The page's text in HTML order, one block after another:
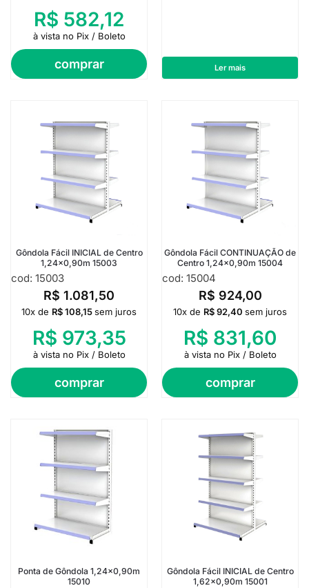
comprar
R$ 582,12
à vista no Pix / Boleto
Ler mais
Gôndola Fácil INICIAL de Centro
1,24×0,90m 15003
cod: 15003
R$ 1.081,50
comprar
10x de R$108,15sem juros
R$ 973,35
à vista no Pix / Boleto
Gôndola Fácil CONTINUAÇÃO de
Centro 1,24×0,90m 15004
cod: 15004
R$ 924,00
comprar
10x de R$92,40 sem juros
R$ 831,60
à vista no Pix / Boleto
Ponta de Gôndola 1,24×0,90m
15010
Gôndola Fácil INICIAL de Centro
1,62×0,90m 15001